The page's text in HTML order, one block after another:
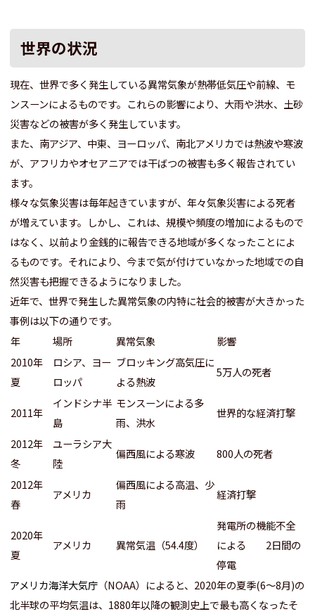
世界の状況
現在、世界で多く発生している異常気象が熱帯低気圧や前線、モ
ンスーンによるものです。これらの影響により、大雨や洪水、土砂
災害などの被害が多く発生しています。
また、南アジア、中東、ヨーロッパ、南北アメリカでは熱波や寒波
が、アフリカやオセアニアでは干ばつの被害も多く報告されてい
ます。
様々な気象災害は毎年起きていますが、年々気象災害による死者
が増えています。しかし、これは、規模や頻度の増加によるもので
はなく、以前より金銭的に報告できる地域が多くなったことによ
るものです。それにより、今まで気が付けていなかった地域での自
然災害も把握できるようになりました。
近年で、世界で発生した異常気象の内特に社会的被害が大きかった
事例は以下の通りです。
年
場所 異常気象
影響
2010年
夏
ロシア、ヨー
ロッパ
ブロッキング高気圧に
よる熱波
5万人の死者
2011年
インドシナ半
島
モンスーンによる多
雨、洪水
世界的な経済打撃
2012年
冬
ユーラシア大
陸
偏西風による寒波 800人の死者
2012年
春
アメリカ
偏西風による高温、少
雨
経済打撃
2020年
夏
アメリカ 異常気温（54.4度）
発電所の機能不全
による 2日間の
停電
アメリカ海洋大気庁 （NOAA）によると、2020年の夏季(6〜8月)の
北半球の平均気温は、1880年以降の観測史上で最も高くなったそ